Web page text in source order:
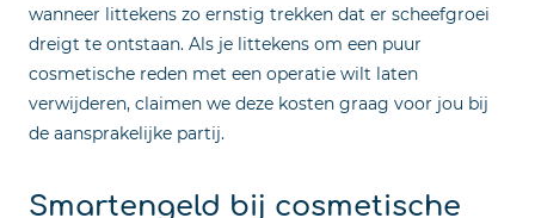
wanneer littekens zo ernstig trekken dat er scheefgroei
dreigt te ontstaan. Als je littekens om een puur
cosmetische reden met een operatie wilt laten
verwijderen, claimen we deze kosten graag voor jou bij
de aansprakelijke partij.
Smartengeld bij cosmetische